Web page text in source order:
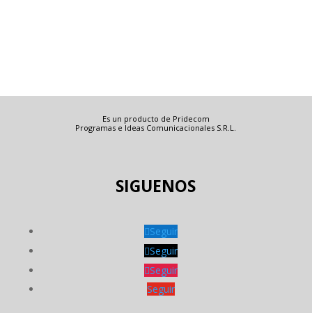
Es un producto de Pridecom
Programas e Ideas Comunicacionales S.R.L.
SIGUENOS
Seguir
Seguir
Seguir
Seguir